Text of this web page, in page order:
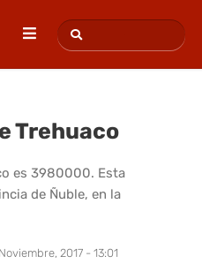
Trehuaco
es 3980000. Esta
de Ñuble, en la
2017 - 13:01